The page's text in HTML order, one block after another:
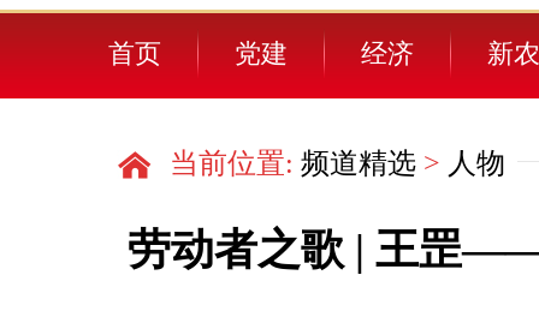
首页 党建 经济 新
当前位置: 频道精选 > 人物
劳动者之歌 | 王罡